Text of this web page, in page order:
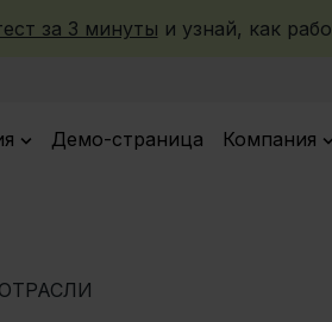
за 3 минуты и узнай, как
Демо-страница Компания